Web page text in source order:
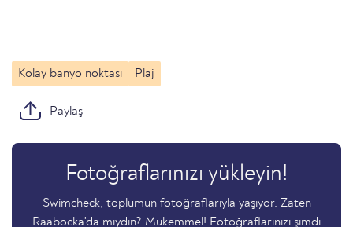
Kolay banyo noktası Plaj
Paylaş
Fotoğraflarınızı yükleyin!
Swimcheck, toplumun fotoğraflarıyla yaşıyor. Zaten
Raabocka'da mıydın? Mükemmel! Fotoğraflarınızı şimdi